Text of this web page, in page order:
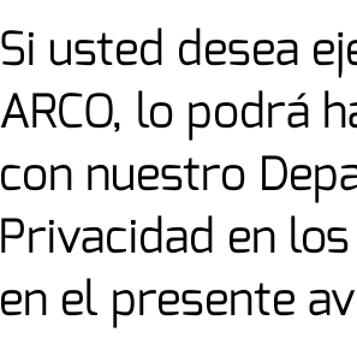
Si usted desea
ARCO, lo podrá
con nuestro
Privacidad en
en el presente